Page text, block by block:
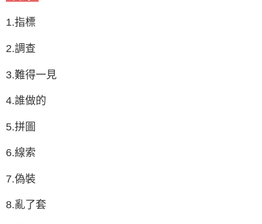
1.指標
2.調查
3.難得一見
4.誰做的
5.拼圖
6.線索
7.偽裝
8.亂了套